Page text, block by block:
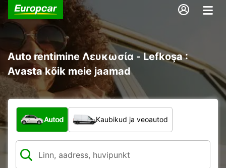
Auto rentimine Λευκωσία - Lefkoşa :
Avasta kõik meie jaamad
Mis tüüpi sõiduk?
Autod Kaubikud ja veoautod